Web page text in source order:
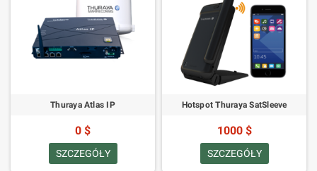
Thuraya Atlas IP
0 $
SZCZEGÓŁY
Hotspot Thuraya SatSleeve
1000 $
SZCZEGÓŁY